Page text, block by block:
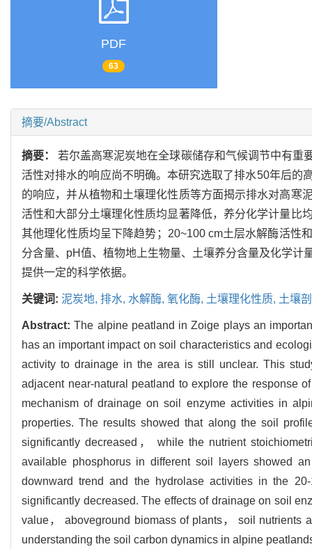
PDF
63
摘要/Abstract
摘要：若尔盖高寒泥炭地在全球碳储存和气候调节中有重
活性对排水的响应尚不明确。本研究选取了排水50年后的
的响应，并从植物和土壤理化性质等方面揭示排水对高寒
活性和大部分土壤理化性质均显著降低，养分化学计量比
其他理化性质均呈下降趋势；20~100 cm土层水解酶活性
分含量、pH值、植物地上生物量、土壤养分含量及化学
提供一定的科学依据。
关键词: 泥炭地, 排水, 水解酶, 氧化酶, 土壤理化性质, 土壤
Abstract:The alpine peatland in Zoige plays an
has an important impact on soil characteristics and
activity to drainage in the area is still unclear. This
adjacent near-natural peatland to explore the response
mechanism of drainage on soil enzyme activities in
properties. The results showed that along the soil
significantly decreased， while the nutrient
available phosphorus in different soil layers showed
downward trend and the hydrolase activities in the
significantly decreased. The effects of drainage on soil
value， aboveground biomass of plants， soil nutrients
understanding the soil carbon dynamics in alpine